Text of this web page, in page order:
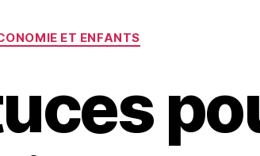
Catégories
ET ENFANTS